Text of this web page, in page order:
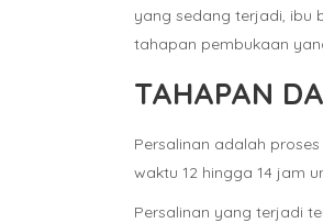
yang sedang terjadi, ibu
tahapan pembukaan
TAHAPAN
Persalinan adalah
waktu 12 hingga 14 jam
Persalinan yang terjadi